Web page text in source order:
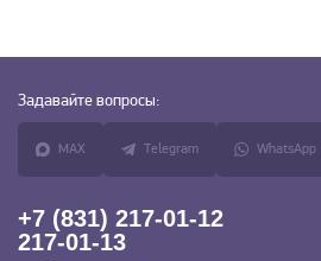
Задавайте вопросы:
MAX Telegram WhatsApp
+7 (831) 217-01-12
217-01-13